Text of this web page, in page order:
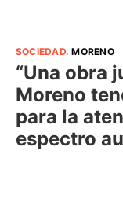
SOCIEDAD.MORENO
“Una obra
Moreno
para la
espectro